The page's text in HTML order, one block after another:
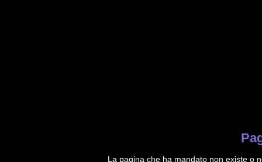
La pagina che ha mandato non existe o